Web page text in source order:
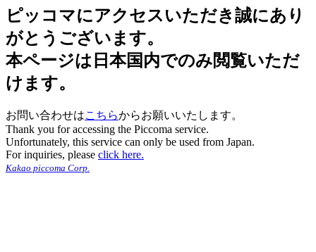
ピッコマにアクセスいただき誠にあり
がとうございます。
本ページは日本国内でのみ閲覧いただ
けます。
お問い合わせはこちらからお願いいたします。
Thank you for accessing the Piccoma service.
Unfortunately, this service can only be used from Japan.
For inquiries, please click here.
Kakao piccoma Corp.